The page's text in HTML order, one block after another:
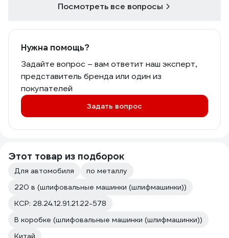
Посмотреть все вопросы
Нужна помощь?
Задайте вопрос – вам ответит наш эксперт,
представитель бренда или один из
покупателей
Задать вопрос
Этот товар из подборок
Для автомобиля
по металлу
220 в (шлифовальные машинки (шлифмашинки))
КСР: 28.24.12.91.21.22-578
В коробке (шлифовальные машинки (шлифмашинки))
Китай